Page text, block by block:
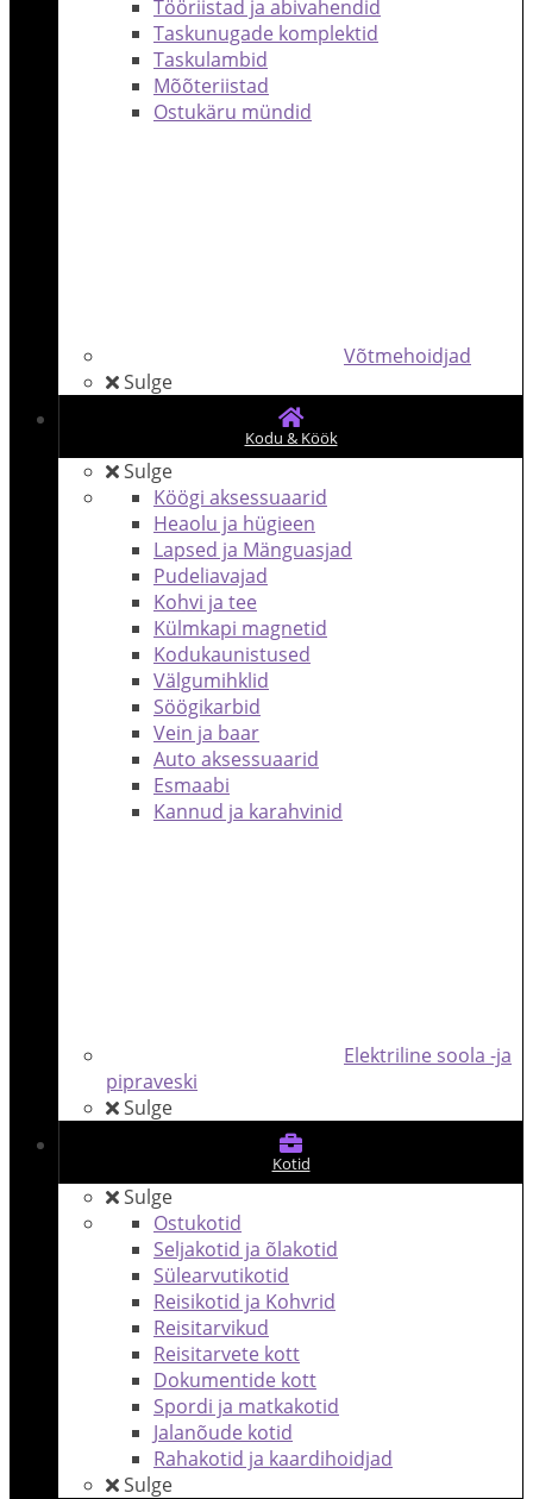
Tööriistad ja abivahendid
Taskunugade komplektid
Taskulambid
Mõõteriistad
Ostukäru mündid
Võtmehoidjad
Sulge
Kodu & Köök
Sulge
Köögi aksessuaarid
Heaolu ja hügieen
Lapsed ja Mänguasjad
Pudeliavajad
Kohvi ja tee
Külmkapi magnetid
Kodukaunistused
Välgumihklid
Söögikarbid
Vein ja baar
Auto aksessuaarid
Esmaabi
Kannud ja karahvinid
Elektriline soola -ja
pipraveski
Sulge
Kotid
Sulge
Ostukotid
Seljakotid ja õlakotid
Sülearvutikotid
Reisikotid ja Kohvrid
Reisitarvikud
Reisitarvete kott
Dokumentide kott
Spordi ja matkakotid
Jalanõude kotid
Rahakotid ja kaardihoidjad
Sulge